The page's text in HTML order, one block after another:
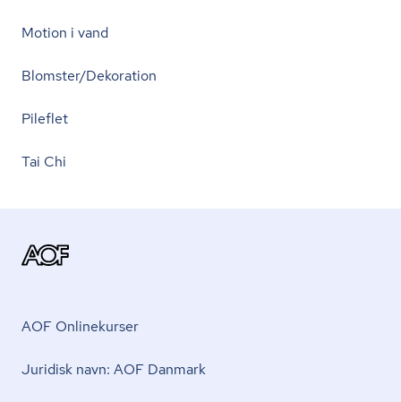
Motion i vand
Blomster/Dekoration
Pileflet
Tai Chi
AOF Onlinekurser
Juridisk navn: AOF Danmark